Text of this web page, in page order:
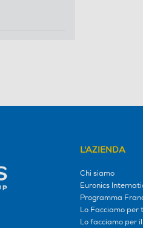
L'AZIENDA
Chi siamo
Euronics
Programma
Lo Facciamo per
Lo facciamo per